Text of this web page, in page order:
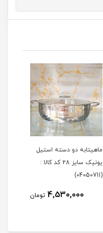
ماهیتابه دو دسته استیل
یونیک سایز 28 کد کالا :
(04050711)
4,530,000 تومان